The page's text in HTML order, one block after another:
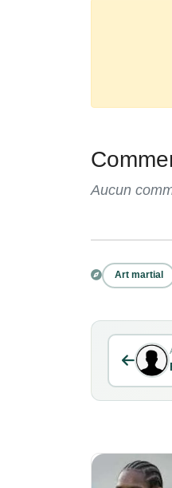
Aucun
Art martial